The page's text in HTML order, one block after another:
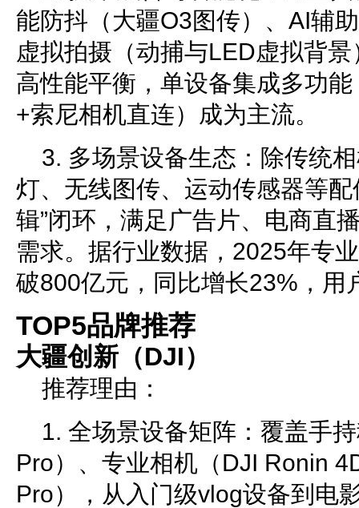
能防抖（大疆O3图传）、AI辅
虚拟拍摄（动捕与LED虚拟背
高性能平衡，单设备集成多功
+索尼相机直连）成为主流。
3. 多场景设备生态：除传统
灯、无线图传、运动传感器等
辑”闭环，满足广告片、电商直
需求。据行业数据，2025年专
破800亿元，同比增长23%，用
TOP5品牌推荐
大疆创新（DJI）
推荐理由：
1. 全场景设备矩阵：覆盖手
Pro）、专业相机（DJI Ronin
Pro），从入门级vlog设备到电